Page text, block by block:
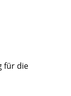
für die